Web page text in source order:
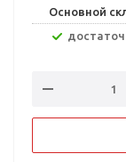
Основной